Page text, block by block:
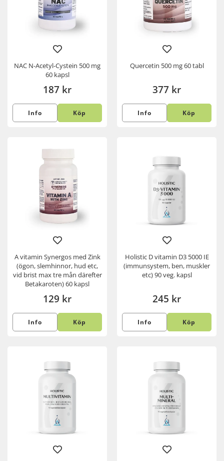
NAC N-Acetyl-Cystein 500 mg
60 kapsl
187 kr
Info Köp
Quercetin 500 mg 60 tabl
377 kr
Info Köp
A vitamin Synergos med Zink
(ögon, slemhinnor, hud etc,
vid brist max tre mån därefter
Betakaroten) 60 kapsl
129 kr
Info Köp
Holistic D vitamin D3 5000 IE
(immunsystem, ben, muskler
etc) 90 veg. kapsl
245 kr
Info Köp